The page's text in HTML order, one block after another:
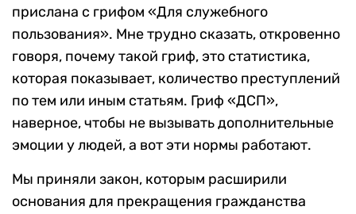
прислана с грифом «Для служебного
пользования». Мне трудно сказать, откровенно
говоря, почему такой гриф, это статистика,
которая показывает, количество преступлений
по тем или иным статьям. Гриф «ДСП»,
наверное, чтобы не вызывать дополнительные
эмоции у людей, а вот эти нормы работают.
Мы приняли закон, которым расширили
основания для прекращения гражданства